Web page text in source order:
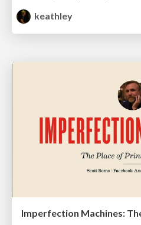
keathley